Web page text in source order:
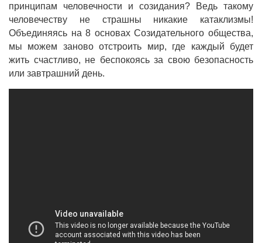
принципам человечности и созидания? Ведь такому
человечеству не страшны никакие катаклизмы!
Объединяясь на 8 основах Созидательного общества,
мы можем заново отстроить мир, где каждый будет
жить счастливо, не беспокоясь за свою безопасность
или завтрашний день.